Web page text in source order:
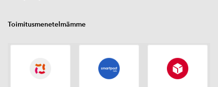
Toimitusmenetelmämme